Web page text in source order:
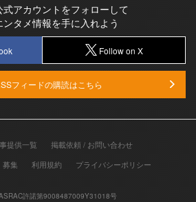
式アカウントをフォローして
タメ情報を手に入れよう
Follow on X
フィードの購読はこちら
提供一覧
掲載依頼 / お問い合わせ
募集
利用規約 プライバシーポリシー
許諾第9008487009Y31018号